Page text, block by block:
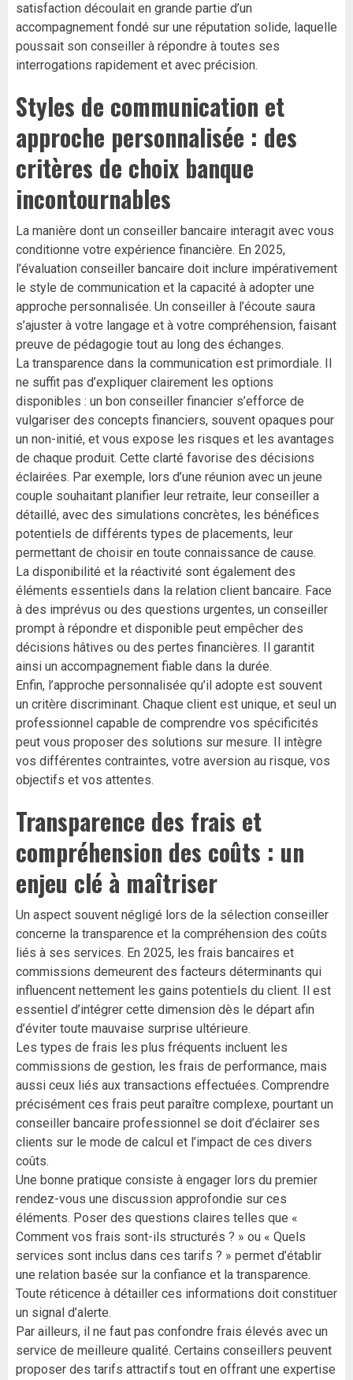
satisfaction découlait en grande partie d’un
accompagnement fondé sur une réputation solide, laquelle
poussait son conseiller à répondre à toutes ses
interrogations rapidement et avec précision.
Styles de communication et
approche personnalisée : des
critères de choix banque
incontournables
La manière dont un conseiller bancaire interagit avec vous
conditionne votre expérience financière. En 2025,
l’évaluation conseiller bancaire doit inclure impérativement
le style de communication et la capacité à adopter une
approche personnalisée. Un conseiller à l’écoute saura
s’ajuster à votre langage et à votre compréhension, faisant
preuve de pédagogie tout au long des échanges.
La transparence dans la communication est primordiale. Il
ne suffit pas d’expliquer clairement les options
disponibles : un bon conseiller financier s’efforce de
vulgariser des concepts financiers, souvent opaques pour
un non-initié, et vous expose les risques et les avantages
de chaque produit. Cette clarté favorise des décisions
éclairées. Par exemple, lors d’une réunion avec un jeune
couple souhaitant planifier leur retraite, leur conseiller a
détaillé, avec des simulations concrètes, les bénéfices
potentiels de différents types de placements, leur
permettant de choisir en toute connaissance de cause.
La disponibilité et la réactivité sont également des
éléments essentiels dans la relation client bancaire. Face
à des imprévus ou des questions urgentes, un conseiller
prompt à répondre et disponible peut empêcher des
décisions hâtives ou des pertes financières. Il garantit
ainsi un accompagnement fiable dans la durée.
Enfin, l’approche personnalisée qu’il adopte est souvent
un critère discriminant. Chaque client est unique, et seul un
professionnel capable de comprendre vos spécificités
peut vous proposer des solutions sur mesure. Il intègre
vos différentes contraintes, votre aversion au risque, vos
objectifs et vos attentes.
Transparence des frais et
compréhension des coûts : un
enjeu clé à maîtriser
Un aspect souvent négligé lors de la sélection conseiller
concerne la transparence et la compréhension des coûts
liés à ses services. En 2025, les frais bancaires et
commissions demeurent des facteurs déterminants qui
influencent nettement les gains potentiels du client. Il est
essentiel d’intégrer cette dimension dès le départ afin
d’éviter toute mauvaise surprise ultérieure.
Les types de frais les plus fréquents incluent les
commissions de gestion, les frais de performance, mais
aussi ceux liés aux transactions effectuées. Comprendre
précisément ces frais peut paraître complexe, pourtant un
conseiller bancaire professionnel se doit d’éclairer ses
clients sur le mode de calcul et l’impact de ces divers
coûts.
Une bonne pratique consiste à engager lors du premier
rendez-vous une discussion approfondie sur ces
éléments. Poser des questions claires telles que «
Comment vos frais sont-ils structurés ? » ou « Quels
services sont inclus dans ces tarifs ? » permet d’établir
une relation basée sur la confiance et la transparence.
Toute réticence à détailler ces informations doit constituer
un signal d’alerte.
Par ailleurs, il ne faut pas confondre frais élevés avec un
service de meilleure qualité. Certains conseillers peuvent
proposer des tarifs attractifs tout en offrant une expertise